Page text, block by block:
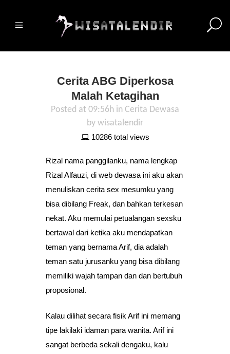
Cerita ABG Diperkosa
Malah Ketagihan
Posted at 09:56h in Cerita Dewasa
by wisatalendir
10286 total views
Rizal nama panggilanku, nama lengkap
Rizal Alfauzi, di web dewasa ini aku akan
menuliskan cerita sex mesumku yang
bisa dibilang Freak, dan bahkan terkesan
nekat. Aku memulai petualangan sexsku
bertawal dari ketika aku mendapatkan
teman yang bernama Arif, dia adalah
teman satu jurusanku yang bisa dibilang
memiliki wajah tampan dan dan bertubuh
proposional.
Kalau dilihat secara fisik Arif ini memang
tipe lakilaki idaman para wanita. Arif ini
sangat berbeda sekali dengaku, kalu